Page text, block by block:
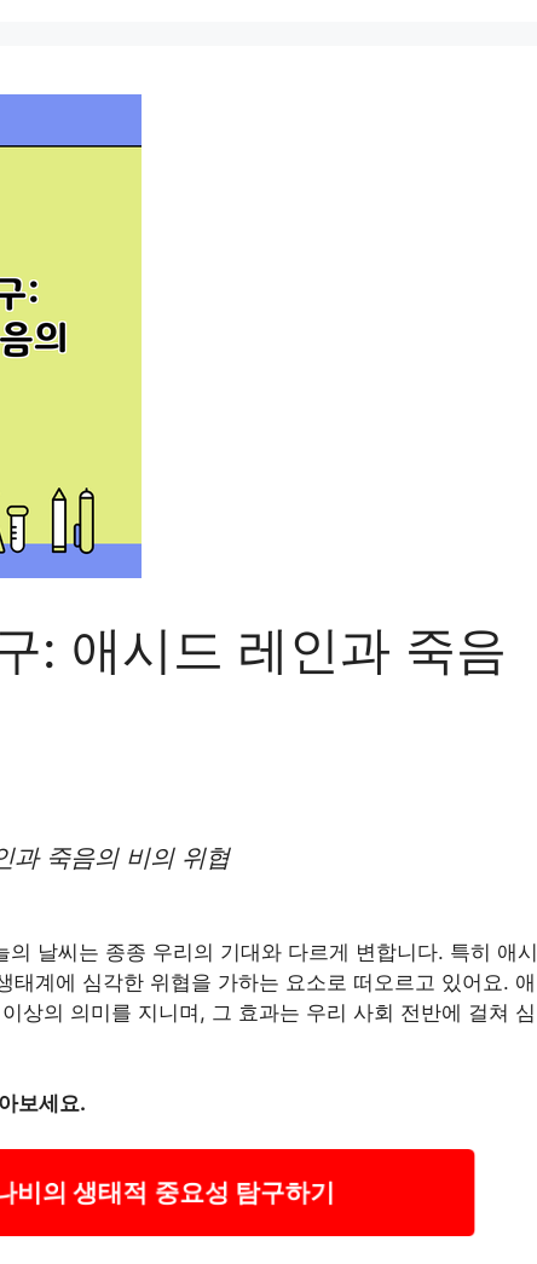
: 애시드 레인과 죽음
과 죽음의 비의 위협
날씨는 종종 우리의 기대와 다르게 변합니다. 특히 애시
태계에 심각한 위협을 가하는 요소로 떠오르고 있어요. 애
상의 의미를 지니며, 그 효과는 우리 사회 전반에 걸쳐 심
보세요.
비의 생태적 중요성 탐구하기